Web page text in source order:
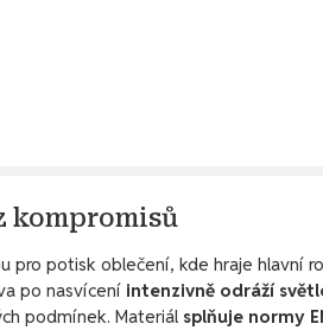
kompromisů
pro potisk oblečení, kde hraje hlavní
po nasvícení intenzivně odráží
podmínek. Materiál splňuje normy